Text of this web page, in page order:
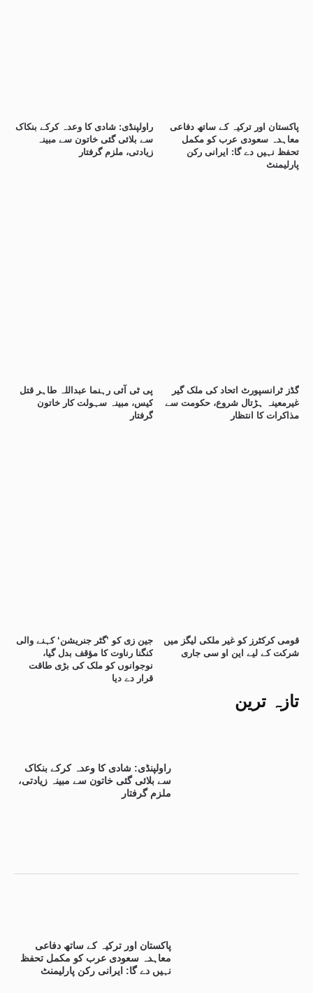
تازہ ترین
راولپنڈی: شادی کا وعدہ کرکے بنکاک
سے بلائی گئی خاتون سے مبینہ زیادتی،
ملزم گرفتار
پاکستان اور ترکیہ کے ساتھ دفاعی
معاہدہ سعودی عرب کو مکمل تحفظ
نہیں دے گا: ایرانی رکن پارلیمنٹ
راولپنڈی: شادی کا وعدہ کرکے بنکاک
سے بلائی گئی خاتون سے مبینہ
زیادتی، ملزم گرفتار
پاکستان اور ترکیہ کے ساتھ دفاعی
معاہدہ سعودی عرب کو مکمل
تحفظ نہیں دے گا: ایرانی رکن
پارلیمنٹ
پی ٹی آئی رہنما عبداللہ طاہر قتل
کیس، مبینہ سہولت کار خاتون
گرفتار
گڈز ٹرانسپورٹ اتحاد کی ملک گیر
غیرمعینہ ہڑتال شروع، حکومت سے
مذاکرات کا انتظار
جین زی کو ’گٹر جنریشن‘ کہنے والی
کنگنا رناوت کا مؤقف بدل گیا،
نوجوانوں کو ملک کی بڑی طاقت
قرار دے دیا
قومی کرکٹرز کو غیر ملکی لیگز میں
شرکت کے لیے این او سی جاری